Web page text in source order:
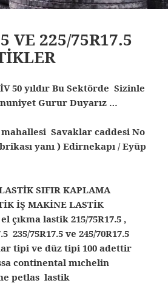
VE 225/75R17.5
50 yıldır Bu Sektörde Sizinle
Gurur Duyarız …
Savaklar caddesi No
yanı ) Edirnekapı / Eyüp
SIFIR KAPLAMA
İŞ MAKİNE LASTİK
çıkma lastik 215/75R17.5 ,
235/75R17.5 ve 245/70R17.5
tipi ve düz tipi 100 adettir
continental mıchelin
petlas lastik